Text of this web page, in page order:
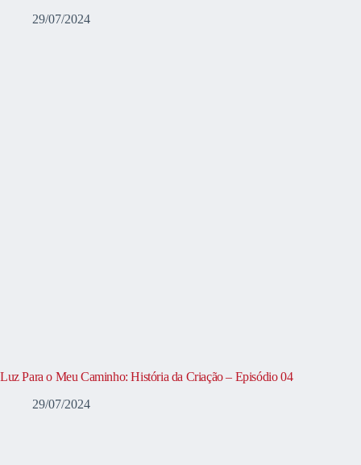
29/07/2024
Luz Para o Meu Caminho: História da Criação – Episódio 04
29/07/2024